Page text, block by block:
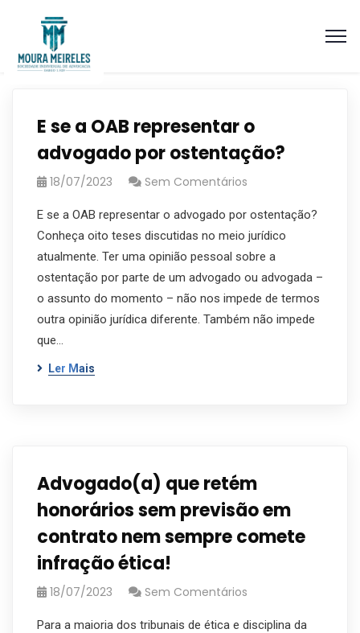
E se a OAB representar o
advogado por ostentação?
18/07/2023 Sem Comentários
E se a OAB representar o advogado por ostentação?
Conheça oito teses discutidas no meio jurídico
atualmente. Ter uma opinião pessoal sobre a
ostentação por parte de um advogado ou advogada –
o assunto do momento – não nos impede de termos
outra opinião jurídica diferente. Também não impede
que…
Ler Mais
Advogado(a) que retém
honorários sem previsão em
contrato nem sempre comete
infração ética!
18/07/2023 Sem Comentários
Para a maioria dos tribunais de ética e disciplina da